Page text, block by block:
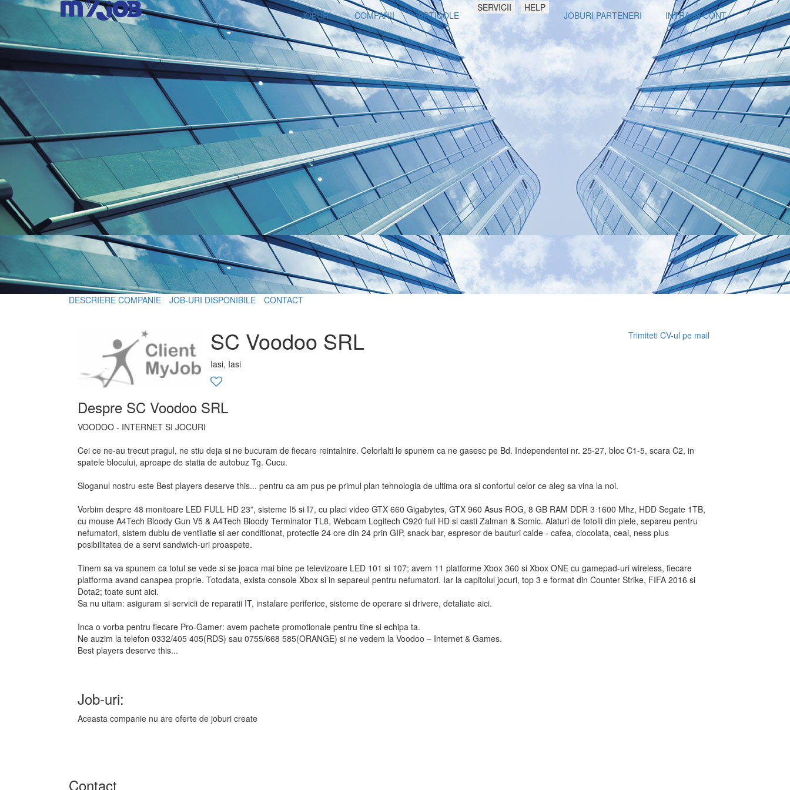
JOBURI COMPANII ARTICOLE
SERVICII HELP
JOBURI PARTENERI INTRA IN CONT
DESCRIERE COMPANIE JOB-URI DISPONIBILE CONTACT
SC Voodoo SRL
Iasi, Iasi
Trimiteti CV-ul pe mail
Despre SC Voodoo SRL
VOODOO - INTERNET SI JOCURI
Cei ce ne-au trecut pragul, ne stiu deja si ne bucuram de fiecare reintalnire. Celorlalti le spunem ca ne gasesc pe Bd. Independentei nr. 25-27, bloc C1-5, scara C2, in
spatele blocului, aproape de statia de autobuz Tg. Cucu.
Sloganul nostru este Best players deserve this... pentru ca am pus pe primul plan tehnologia de ultima ora si confortul celor ce aleg sa vina la noi.
Vorbim despre 48 monitoare LED FULL HD 23”, sisteme I5 si I7, cu placi video GTX 660 Gigabytes, GTX 960 Asus ROG, 8 GB RAM DDR 3 1600 Mhz, HDD Segate 1TB,
cu mouse A4Tech Bloody Gun V5 & A4Tech Bloody Terminator TL8, Webcam Logitech C920 full HD si casti Zalman & Somic. Alaturi de fotolii din piele, separeu pentru
nefumatori, sistem dublu de ventilatie si aer conditionat, protectie 24 ore din 24 prin GIP, snack bar, espresor de bauturi calde - cafea, ciocolata, ceai, ness plus
posibilitatea de a servi sandwich-uri proaspete.
Tinem sa va spunem ca totul se vede si se joaca mai bine pe televizoare LED 101 si 107; avem 11 platforme Xbox 360 si Xbox ONE cu gamepad-uri wireless, fiecare
platforma avand canapea proprie. Totodata, exista console Xbox si in separeul pentru nefumatori. Iar la capitolul jocuri, top 3 e format din Counter Strike, FIFA 2016 si
Dota2; toate sunt aici.
Sa nu uitam: asiguram si servicii de reparatii IT, instalare periferice, sisteme de operare si drivere, detaliate aici.
Inca o vorba pentru fiecare Pro-Gamer: avem pachete promotionale pentru tine si echipa ta.
Ne auzim la telefon 0332/405 405(RDS) sau 0755/668 585(ORANGE) si ne vedem la Voodoo – Internet & Games.
Best players deserve this...
Job-uri:
Aceasta companie nu are oferte de joburi create
Contact